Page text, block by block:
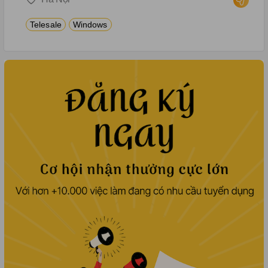
khách hàng được phân công. Xử lý
hàng.
Telesale Windows